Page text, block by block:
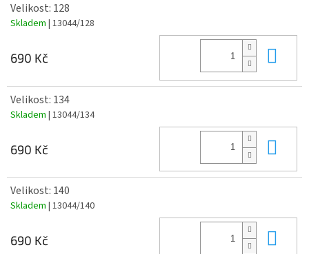
Velikost: 128
Skladem | 13044/128
690 Kč
Velikost: 134
Skladem | 13044/134
690 Kč
Velikost: 140
Skladem | 13044/140
690 Kč